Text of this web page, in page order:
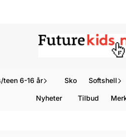
teen 6-16 år Sko Softshell
Nyheter Tilbud